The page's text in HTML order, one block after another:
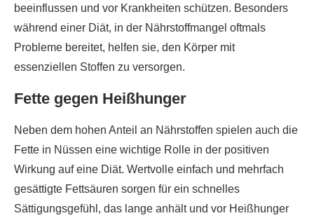
beeinflussen und vor Krankheiten schützen. Besonders
während einer Diät, in der Nährstoffmangel oftmals
Probleme bereitet, helfen sie, den Körper mit
essenziellen Stoffen zu versorgen.
Fette gegen Heißhunger
Neben dem hohen Anteil an Nährstoffen spielen auch die
Fette in Nüssen eine wichtige Rolle in der positiven
Wirkung auf eine Diät. Wertvolle einfach und mehrfach
gesättigte Fettsäuren sorgen für ein schnelles
Sättigungsgefühl, das lange anhält und vor Heißhunger